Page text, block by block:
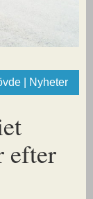
| Nyheter
efter